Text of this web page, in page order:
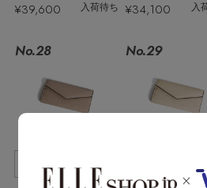
¥39,600
入荷待ち
¥34,100
入
No.28
Quick View
No.29